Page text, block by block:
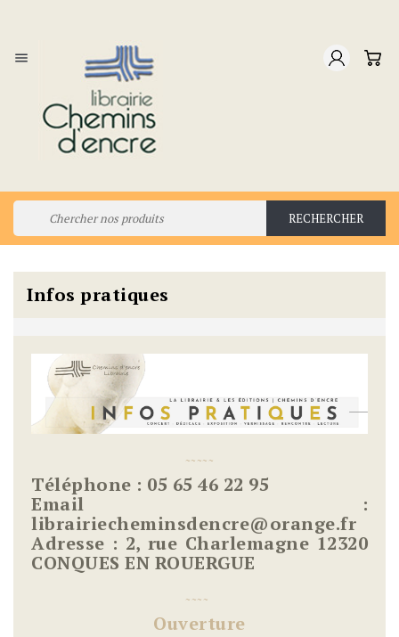

RECHERCHER
Infos pratiques
~~ ~~ ~
Téléphone : 05 65 46 22 95
Email :
librairiecheminsdencre@orange.fr
Adresse : 2, rue Charlemagne 12320
CONQUES EN ROUERGUE
~ ~~ ~
Ouverture